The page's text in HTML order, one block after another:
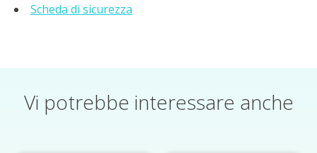
Scheda di sicurezza
Vi potrebbe interessare anche